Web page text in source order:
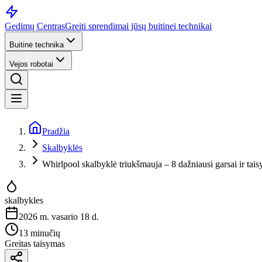
Gedimų CentrasGreiti sprendimai jūsų buitinei technikai
Buitinė technika
Vejos robotai
Pradžia
Skalbyklės
Whirlpool skalbyklė triukšmauja – 8 dažniausi garsai ir
skalbykles
2026 m. vasario 18 d.
13 minučių
Greitas taisymas